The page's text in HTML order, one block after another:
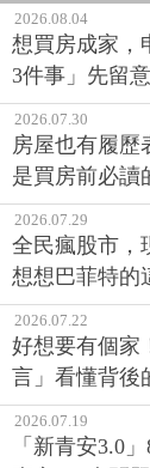
2026.08.04
想買房成家，
3件事」先留意
2026.07.30
房屋也有履歷
是買房前必讀
2026.07.29
全民瘋股市，
想想巴菲特的
2026.07.22
好想要有個家
言」看懂背後
2026.07.19
「新青安3.0